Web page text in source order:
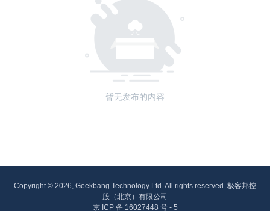
暂无发布的内容
Copyright © 2026, Geekbang Technology Ltd. All rights reserved. 极客邦控
股（北京）有限公司
京 ICP 备 16027448 号 - 5